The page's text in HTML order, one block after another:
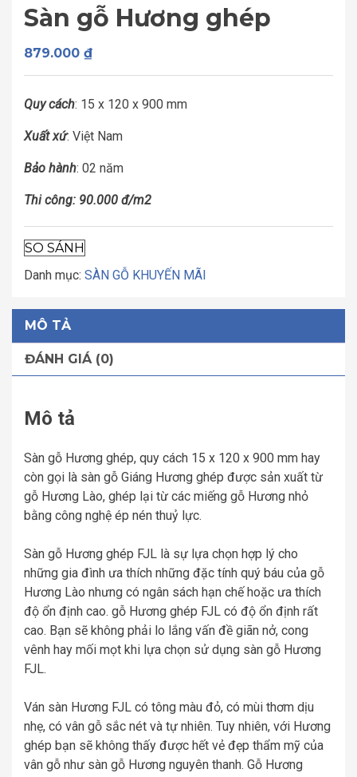
Sàn gỗ Hương ghép
879.000 ₫
Quy cách: 15 x 120 x 900 mm
Xuất xứ: Việt Nam
Bảo hành: 02 năm
Thi công: 90.000 đ/m2
SO SÁNH
Danh mục: SÀN GỖ KHUYẾN MÃI
MÔ TẢ
ĐÁNH GIÁ (0)
Mô tả
Sàn gỗ Hương ghép, quy cách 15 x 120 x 900 mm hay
còn gọi là sàn gỗ Giáng Hương ghép được sản xuất từ
gỗ Hương Lào, ghép lại từ các miếng gỗ Hương nhỏ
bằng công nghệ ép nén thuỷ lực.
Sàn gỗ Hương ghép FJL là sự lựa chọn hợp lý cho
những gia đình ưa thích những đặc tính quý báu của gỗ
Hương Lào nhưng có ngân sách hạn chế hoặc ưa thích
độ ổn định cao. gỗ Hương ghép FJL có độ ổn định rất
cao. Bạn sẽ không phải lo lắng vấn đề giãn nở, cong
vênh hay mối mọt khi lựa chọn sử dụng sàn gỗ Hương
FJL.
Ván sàn Hương FJL có tông màu đỏ, có mùi thơm dịu
nhẹ, có vân gỗ sắc nét và tự nhiên. Tuy nhiên, với Hương
ghép bạn sẽ không thấy được hết vẻ đẹp thẩm mỹ của
vân gỗ như sàn gỗ Hương nguyên thanh. Gỗ Hương